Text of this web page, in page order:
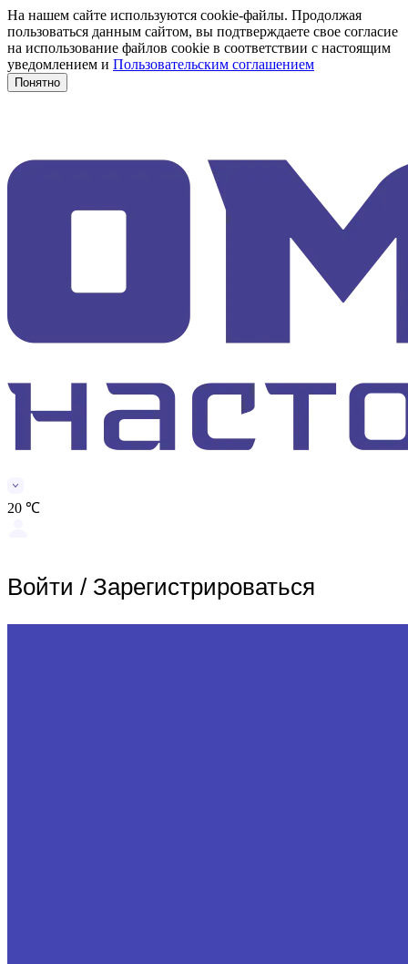
На нашем сайте используются cookie-файлы. Продолжая
пользоваться данным сайтом, вы подтверждаете свое согласие
на использование файлов cookie в соответствии с настоящим
уведомлением и Пользовательским соглашением
Понятно
20 ℃
Войти / Зарегистрироваться